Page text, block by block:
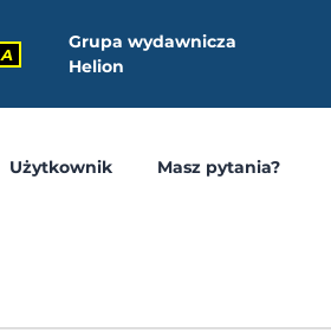
A
Grupa wydawnicza
Helion
Użytkownik Masz pytania?